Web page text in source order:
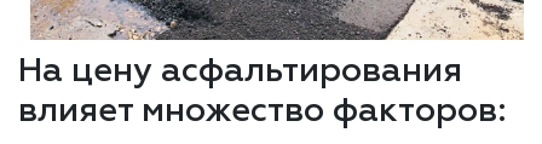
На цену асфальтирования
влияет множество факторов: